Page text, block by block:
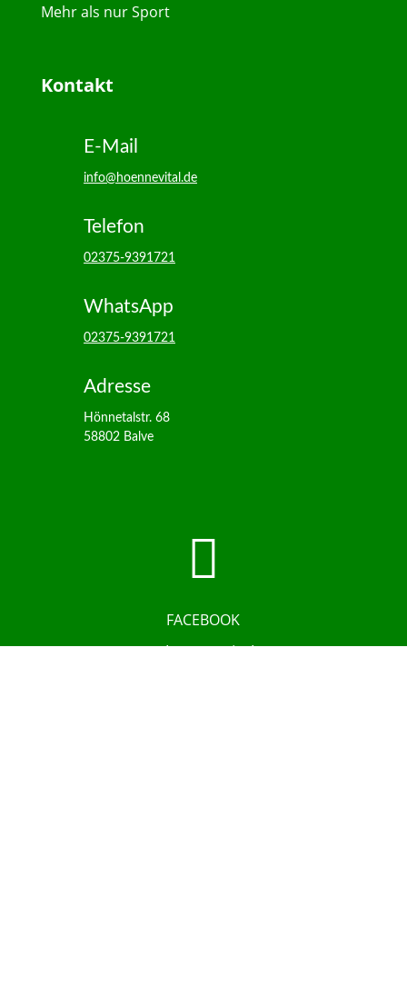
Mehr als nur Sport
Kontakt
E-Mail
info@hoennevital.de
Telefon
02375-9391721
WhatsApp
02375-9391721
Adresse
Hönnetalstr. 68
58802 Balve

FACEBOOK
@hoennevital